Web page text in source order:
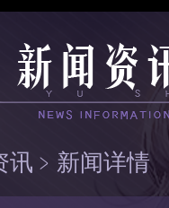
讯 ﹥ 新闻详情